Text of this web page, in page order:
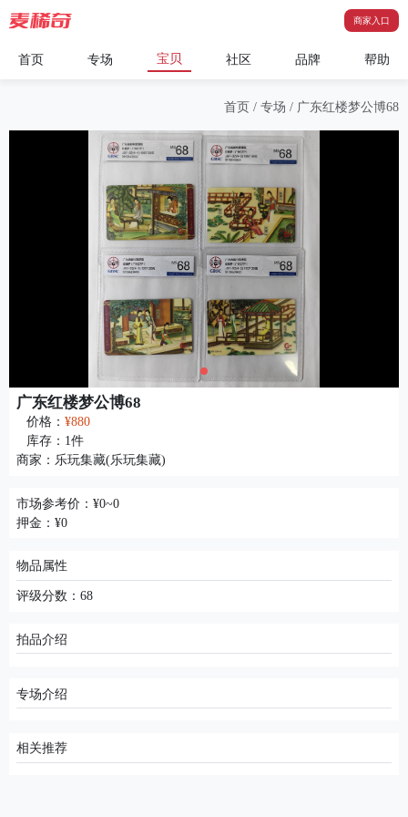
商家入口
首页 专场 宝贝 社区 品牌 帮助
首页 / 专场 / 广东红楼梦公博68
广东红楼梦公博68
价格： ¥880
库存： 1件
商家： 乐玩集藏(乐玩集藏)
市场参考价：¥0~0
押金：¥0
物品属性
评级分数：68
拍品介绍
专场介绍
相关推荐